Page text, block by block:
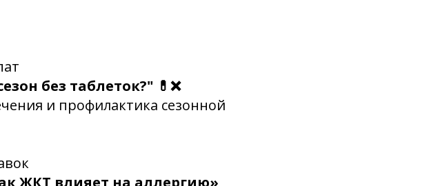
без таблеток?" 💊❌
и профилактика сезонной